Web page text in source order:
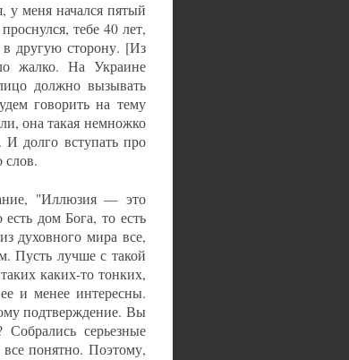
у меня начался пятый
тебе 40 лет,
другую сторону. [Из
жалко. На Украине
должно вызывать
говорить на тему
она такая немножко
И долго вступать про
слов.
"Иллюзия — это
дом Бога, то есть
духовного мира все,
Пусть лучше с такой
каких-то тонких,
и менее интересны.
подтверждение. Вы
серьезные
понятно. Поэтому,